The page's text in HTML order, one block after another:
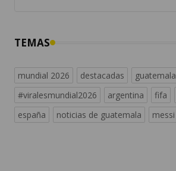
TEMAS
mundial 2026 destacadas guatemala
#viralesmundial2026
argentina fifa
españa
noticias de guatemala messi